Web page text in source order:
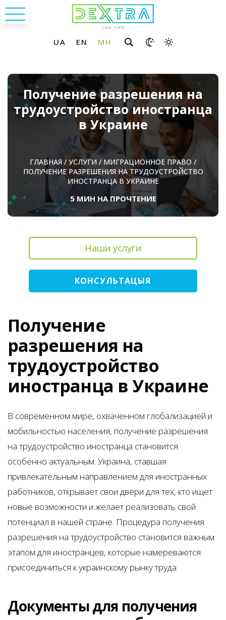
Получение разрешения на
трудоустройство иностранца
в Украине
ГЛАВНАЯ / УСЛУГИ / МИГРАЦИОННОЕ ПРАВО /
ПОЛУЧЕНИЕ РАЗРЕШЕНИЯ НА ТРУДОУСТРОЙСТВО
ИНОСТРАНЦА В УКРАИНЕ
5 МИН НА ПРОЧТЕНИЕ
Наши услуги
КОНСУЛЬТАЦЫЯ
Получение
разрешения на
трудоустройство
иностранца в Украине
В современном мире, охваченном глобализацией и
мобильностью населения, получение разрешения
на трудоустройство иностранца становится
особенно актуальным. Украина, ставшая
привлекательным направлением для иностранных
работников, открывает свои двери для тех, кто ищет
новые возможности и желает реализовать свой
потенциал в нашей стране. Процедура получения
разрешения на трудоустройство становится важным
этапом для иностранцев, которые намереваются
присоединиться к украинскому рынку труда.
Документы для получения